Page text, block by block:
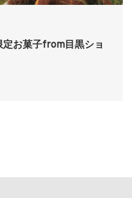
お菓子from目黒ショ